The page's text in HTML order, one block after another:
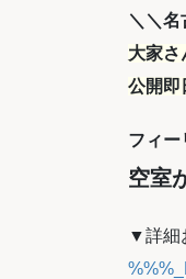
＼＼名
大家さ
公開即
フィ
空室
▼詳細